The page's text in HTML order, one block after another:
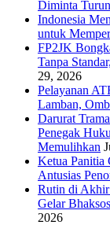
Diminta
‎Indonesia
untuk
FP2JK
Tanpa
29, 2026
Pelayanan
Lamban,
Darurat
Penegak
Memulihkan
Ketua Panitia
Antusias
Rutin di
Gelar
2026